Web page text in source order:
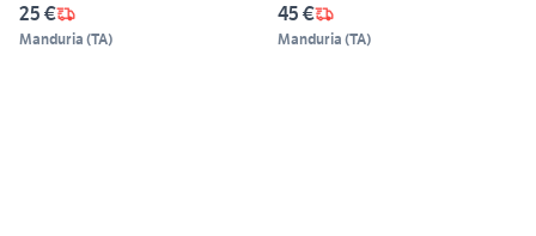
25 €
Manduria (TA)
45 €
Manduria (TA)